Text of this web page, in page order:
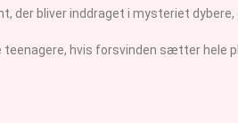
der bliver inddraget i mysteriet
teenagere, hvis forsvinden sætter hele